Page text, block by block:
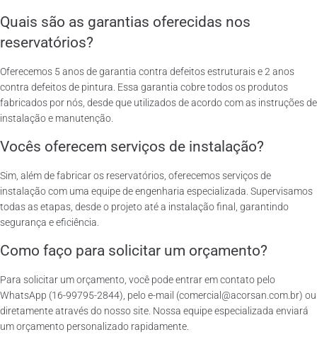
Quais são as garantias oferecidas nos
reservatórios?
Oferecemos 5 anos de garantia contra defeitos estruturais e 2 anos
contra defeitos de pintura. Essa garantia cobre todos os produtos
fabricados por nós, desde que utilizados de acordo com as instruções de
instalação e manutenção.
Vocês oferecem serviços de instalação?
Sim, além de fabricar os reservatórios, oferecemos serviços de
instalação com uma equipe de engenharia especializada. Supervisamos
todas as etapas, desde o projeto até a instalação final, garantindo
segurança e eficiência.
Como faço para solicitar um orçamento?
Para solicitar um orçamento, você pode entrar em contato pelo
WhatsApp (16-99795-2844), pelo e-mail (comercial@acorsan.com.br) ou
diretamente através do nosso site. Nossa equipe especializada enviará
um orçamento personalizado rapidamente.